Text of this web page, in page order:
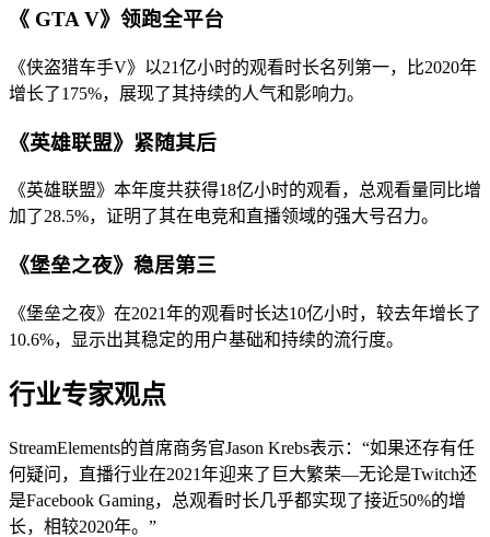
《 GTA V》领跑全平台
《侠盗猎车手V》以21亿小时的观看时长名列第一，比2020年
增长了175%，展现了其持续的人气和影响力。
《英雄联盟》紧随其后
《英雄联盟》本年度共获得18亿小时的观看，总观看量同比增
加了28.5%，证明了其在电竞和直播领域的强大号召力。
《堡垒之夜》稳居第三
《堡垒之夜》在2021年的观看时长达10亿小时，较去年增长了
10.6%，显示出其稳定的用户基础和持续的流行度。
行业专家观点
StreamElements的首席商务官Jason Krebs表示：“如果还存有任
何疑问，直播行业在2021年迎来了巨大繁荣—无论是Twitch还
是Facebook Gaming，总观看时长几乎都实现了接近50%的增
长，相较2020年。”